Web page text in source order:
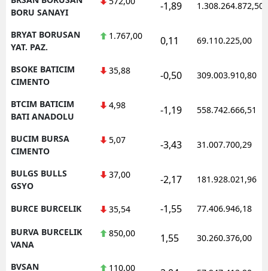
BORU SANAYI
-1,89 1.308.264.872,50
BRYAT BORUSAN
YAT. PAZ.
1.767,00 0,11 69.110.225,00
BSOKE BATICIM
CIMENTO
35,88 -0,50 309.003.910,80
BTCIM BATICIM
BATI ANADOLU
4,98 -1,19 558.742.666,51
BUCIM BURSA
CIMENTO
5,07 -3,43 31.007.700,29
BULGS BULLS
GSYO
37,00 -2,17 181.928.021,96
BURCE BURCELIK 35,54 -1,55 77.406.946,18
BURVA BURCELIK
VANA
850,00 1,55 30.260.376,00
BVSAN
110,00